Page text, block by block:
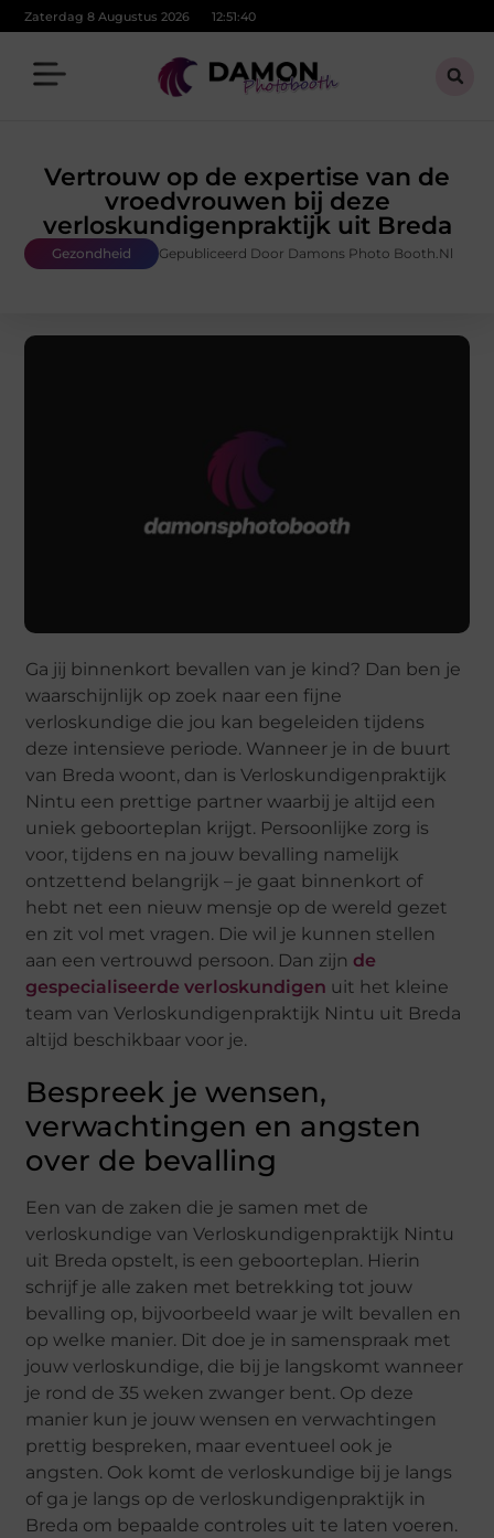
Zaterdag 8 Augustus 2026 12:51:42
Vertrouw op de expertise van de
vroedvrouwen bij deze
verloskundigenpraktijk uit Breda
Gezondheid Gepubliceerd Door Damons Photo Booth.nl
Ga jij binnenkort bevallen van je kind? Dan ben je
waarschijnlijk op zoek naar een fijne
verloskundige die jou kan begeleiden tijdens
deze intensieve periode. Wanneer je in de buurt
van Breda woont, dan is Verloskundigenpraktijk
Nintu een prettige partner waarbij je altijd een
uniek geboorteplan krijgt. Persoonlijke zorg is
voor, tijdens en na jouw bevalling namelijk
ontzettend belangrijk – je gaat binnenkort of
hebt net een nieuw mensje op de wereld gezet
en zit vol met vragen. Die wil je kunnen stellen
aan een vertrouwd persoon. Dan zijnde
gespecialiseerde verloskundigen uit het kleine
team van Verloskundigenpraktijk Nintu uit Breda
altijd beschikbaar voor je.
Bespreek je wensen,
verwachtingen en angsten
over de bevalling
Een van de zaken die je samen met de
verloskundige van Verloskundigenpraktijk Nintu
uit Breda opstelt, is een geboorteplan. Hierin
schrijf je alle zaken met betrekking tot jouw
bevalling op, bijvoorbeeld waar je wilt bevallen en
op welke manier. Dit doe je in samenspraak met
jouw verloskundige, die bij je langskomt wanneer
je rond de 35 weken zwanger bent. Op deze
manier kun je jouw wensen en verwachtingen
prettig bespreken, maar eventueel ook je
angsten. Ook komt de verloskundige bij je langs
of ga je langs op de verloskundigenpraktijk in
Breda om bepaalde controles uit te laten voeren.